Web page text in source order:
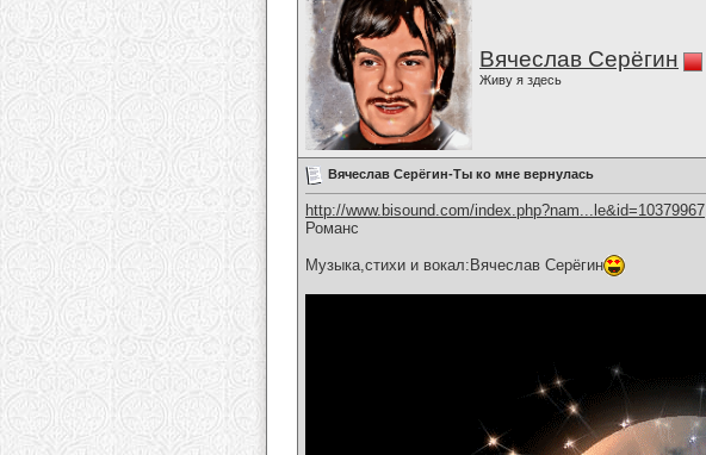
Вячеслав Серёгин
Живу я здесь
Вячеслав Серёгин-Ты ко мне вернулась
http://www.bisound.com/index.php?nam...le&id=10379967
Романс
Музыка,стихи и вокал:Вячеслав Серёгин